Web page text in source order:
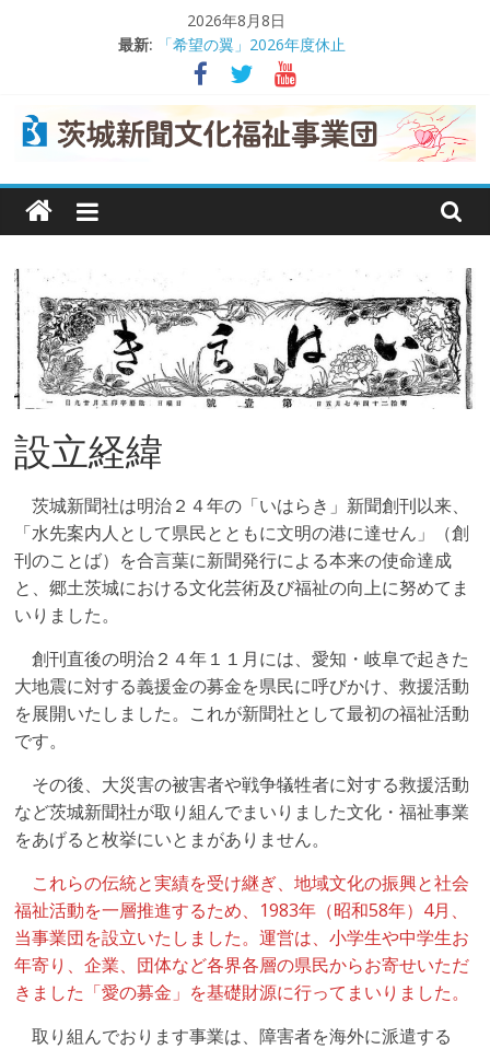
ッ
2026年8月8日
最新:
「希望の翼」2026年度休止
熊本地震義援金受け付け
茨城日産自動車が交通遺児支援
理事会で事業報告や決算を承認
交通遺児支援に役立てて
茨
城
新
聞
文
化
福
祉
事
業
団
設立経緯
茨城新聞社は明治２４年の「いはらき」新聞創刊以来、
「水先案内人として県民とともに文明の港に達せん」（創
刊のことば）を合言葉に新聞発行による本来の使命達成
と、郷土茨城における文化芸術及び福祉の向上に努めてま
いりました。
創刊直後の明治２４年１１月には、愛知・岐阜で起きた
大地震に対する義援金の募金を県民に呼びかけ、救援活動
を展開いたしました。これが新聞社として最初の福祉活動
です。
その後、大災害の被害者や戦争犠牲者に対する救援活動
など茨城新聞社が取り組んでまいりました文化・福祉事業
をあげると枚挙にいとまがありません。
これらの伝統と実績を受け継ぎ、地域文化の振興と社会
福祉活動を一層推進するため、1983年（昭和58年）4月、
当事業団を設立いたしました。運営は、小学生や中学生お
年寄り、企業、団体など各界各層の県民からお寄せいただ
きました「愛の募金」を基礎財源に行ってまいりました。
取り組んでおります事業は、障害者を海外に派遣する